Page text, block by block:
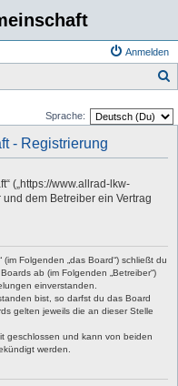
Anmelden
Sprache:
- Registrierung
(„https://www.allrad-lkw-
dem Betreiber ein Vertrag
Folgenden „das Board“) schließt du
ab (im Folgenden „Betreiber“)
einverstanden.
bist, so darfst du das Board
gelten jeweils die an dieser Stelle
geschlossen und kann von beiden
werden.